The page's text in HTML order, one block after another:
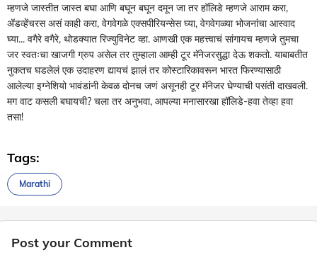
म्हणजे जास्तीत जास्त बघा आणि बघून बघून दमून जा तर हॉलिडे म्हणजे आराम करा,
अ‍ॅडव्हेंचरस असं काही करा, वेगवेगळे एक्सपीरियन्सेस घ्या, वेगवेगळ्या भोजनांचा आस्वाद
घ्या... वगैरे वगैरे, थोडक्यात रिज्युविनेट व्हा. आणखी एक महत्त्वाचं सांगायच म्हणजे तुमचा
जर स्वतःचा खाजगी ग्रुप असेल तर तुम्हाला आम्ही टूर मॅनेजरसुद्धा देऊ शकतो. याबाबतीत
नुकतच घडलेलं एक उदाहरण द्यायचं झालं तर कोस्टारिकावरून भारत फिरण्यासाठी
आलेल्या इग्नेशियो भावंडांनी केवळ दोनच जणं असूनही टूर मॅनेजर घेण्याची पसंती दाखवली.
मग वाट कसली बघायची? चला तर अनुभवा, आपल्या मनासारखा हॉलिडे-हवा तेव्हा हवा
तसा!
Tags:
Marathi
Post your Comment